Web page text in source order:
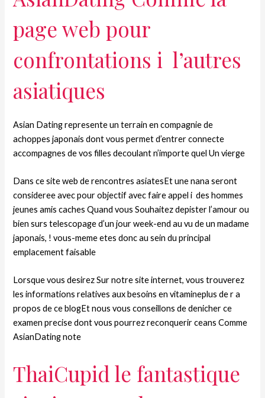
page web pour
confrontations i l’autres
asiatiques
Asian Dating represente un terrain en compagnie de
achoppes japonais dont vous permet d’entrer connecte
accompagnes de vos filles decoulant n’importe quel Un vierge
Dans ce site web de rencontres asiatesEt une nana seront
consideree avec pour objectif avec faire appel i des hommes
jeunes amis caches Quand vous Souhaitez depister l’amour ou
bien surs telescopage d’un jour week-end au vu de un madame
japonais, ! vous-meme etes donc au sein du principal
emplacement faisable
Lorsque vous desirez Sur notre site internet, vous trouverez
les informations relatives aux besoins en vitamineplus de r a
propos de ce blogEt nous vous conseillons de denicher ce
examen precise dont vous pourrez reconquerir ceans Comme
AsianDating note
ThaiCupid le fantastique